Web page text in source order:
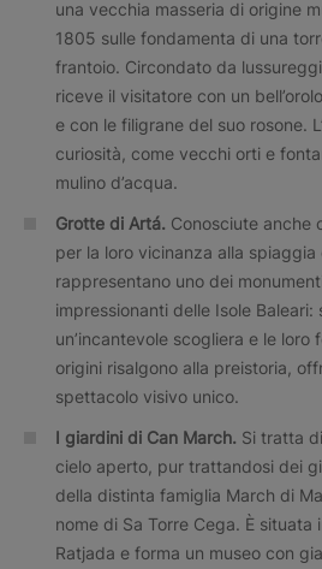
una vecchia masseria di origine
1805 sulle fondamenta di una
frantoio. Circondato da
riceve il visitatore con un
e con le filigrane del suo rosone.
curiosità, come vecchi orti e
mulino d’acqua.
Grotte di Artá. Conosciute anche
per la loro vicinanza alla spiaggia
rappresentano uno dei
impressionanti delle Isole
un’incantevole scogliera e le
origini risalgono alla preistoria,
spettacolo visivo unico.
I giardini di Can March. Si tratta
cielo aperto, pur trattandosi dei
della distinta famiglia March di
nome di Sa Torre Cega. È situata
Ratjada e forma un museo con